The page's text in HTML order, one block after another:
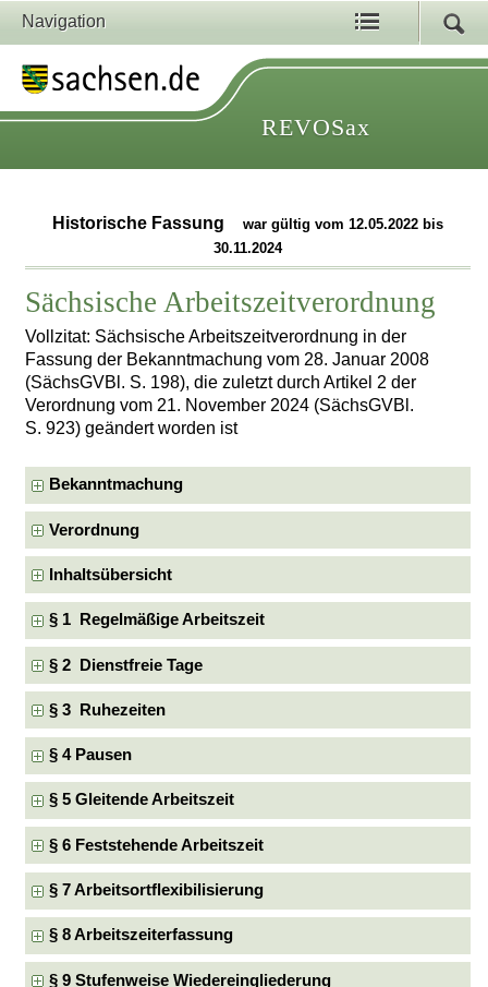
Navigation
REVOSax
Historische Fassung
war gültig vom 12.05.2022 bis
30.11.2024
Sächsische Arbeitszeitverordnung
Vollzitat: Sächsische Arbeitszeitverordnung in der
Fassung der Bekanntmachung vom 28. Januar 2008
(SächsGVBl. S. 198), die zuletzt durch Artikel 2 der
Verordnung vom 21. November 2024 (SächsGVBl.
S. 923) geändert worden ist
Bekanntmachung
Verordnung
Inhaltsübersicht
§ 1 Regelmäßige Arbeitszeit
§ 2 Dienstfreie Tage
§ 3 Ruhezeiten
§ 4 Pausen
§ 5 Gleitende Arbeitszeit
§ 6 Feststehende Arbeitszeit
§ 7 Arbeitsortflexibilisierung
§ 8 Arbeitszeiterfassung
§ 9 Stufenweise Wiedereingliederung